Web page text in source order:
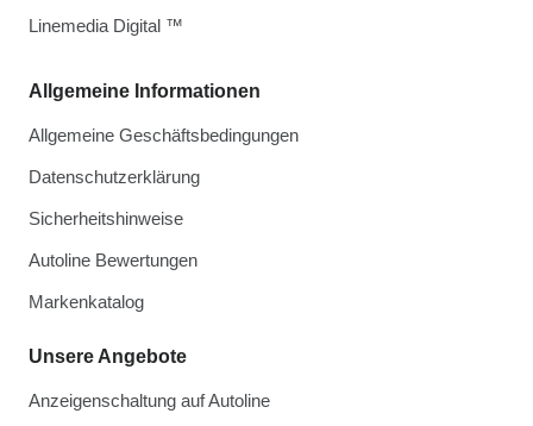
Allgemeine Informationen
Allgemeine Geschäftsbedingungen
Datenschutzerklärung
Sicherheitshinweise
Autoline Bewertungen
Markenkatalog
Unsere Angebote
Anzeigenschaltung auf Autoline
Linemedia Digital ™